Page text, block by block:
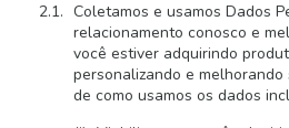
Coletamos e usamos Dados
relacionamento conosco e
você estiver adquirindo
personalizando e melhorando
de como usamos os dados